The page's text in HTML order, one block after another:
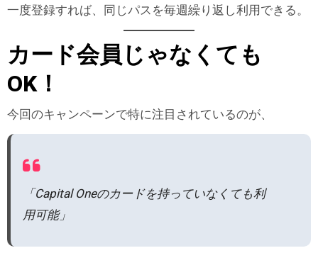
一度登録すれば、同じパスを毎週繰り返し利用できる。
カード会員じゃなくても
OK！
今回のキャンペーンで特に注目されているのが、
「Capital Oneのカードを持っていなくても利
用可能」